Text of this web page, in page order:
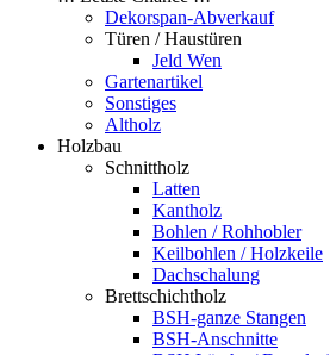
Dekorspan-Abverkauf
Türen / Haustüren
Jeld Wen
Gartenartikel
Sonstiges
Altholz
Holzbau
Schnittholz
Latten
Kantholz
Bohlen / Rohhobler
Keilbohlen / Holzkeile
Dachschalung
Brettschichtholz
BSH-ganze Stangen
BSH-Anschnitte